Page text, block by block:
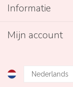
Informatie
Mijn account